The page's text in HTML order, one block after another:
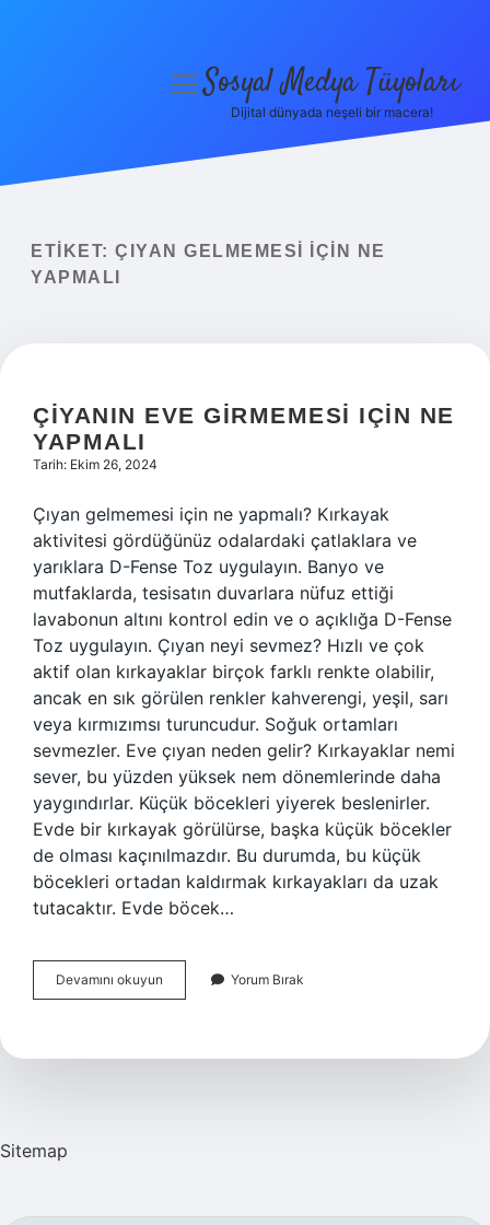
Yasal Uyarı
menüyüSosyal Medya Tüyoları
Dijital dünyada neşeli bir macera!
ETIKET: ÇIYAN GELMEMESI IÇIN NE
YAPMALI
ÇIYANIN EVE GIRMEMESI IÇIN NE
YAPMALI
Tarih: Ekim 26, 2024
Çıyan gelmemesi için ne yapmalı? Kırkayak
aktivitesi gördüğünüz odalardaki çatlaklara ve
yarıklara D-Fense Toz uygulayın. Banyo ve
mutfaklarda, tesisatın duvarlara nüfuz ettiği
lavabonun altını kontrol edin ve o açıklığa D-Fense
Toz uygulayın. Çıyan neyi sevmez? Hızlı ve çok
aktif olan kırkayaklar birçok farklı renkte olabilir,
ancak en sık görülen renkler kahverengi, yeşil, sarı
veya kırmızımsı turuncudur. Soğuk ortamları
sevmezler. Eve çıyan neden gelir? Kırkayaklar nemi
sever, bu yüzden yüksek nem dönemlerinde daha
yaygındırlar. Küçük böcekleri yiyerek beslenirler.
Evde bir kırkayak görülürse, başka küçük böcekler
de olması kaçınılmazdır. Bu durumda, bu küçük
böcekleri ortadan kaldırmak kırkayakları da uzak
tutacaktır. Evde böcek…
Devamını okuyun
Eve
Ne
Yorum Bırak
Sitemap